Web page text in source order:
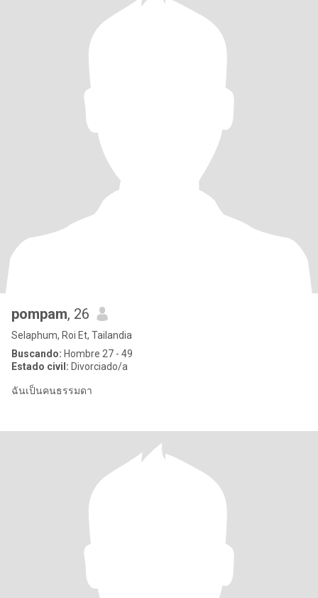
pompam, 26
Selaphum, Roi Et, Tailandia
Buscando: Hombre 27 - 49
Estado civil: Divorciado/a
ฉันเป็นคนธรรมดา